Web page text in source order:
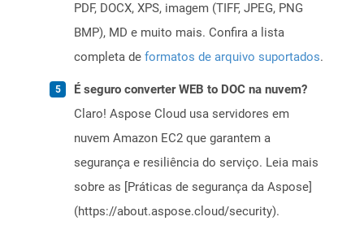
PDF, DOCX, XPS, imagem (TIFF, JPEG, PNG
BMP), MD e muito mais. Confira a lista
completa de formatos de arquivo suportados.
É seguro converter WEB to DOC na nuvem?
Claro! Aspose Cloud usa servidores em
nuvem Amazon EC2 que garantem a
segurança e resiliência do serviço. Leia mais
sobre as [Práticas de segurança da Aspose]
(https://about.aspose.cloud/security).